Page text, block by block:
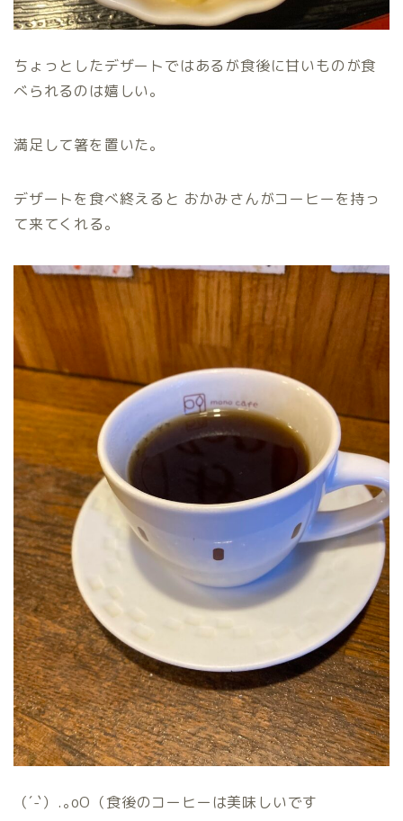
ちょっとしたデザートではあるが食後に甘いものが食
べられるのは嬉しい。
満足して箸を置いた。
デザートを食べ終えると おかみさんがコーヒーを持っ
て来てくれる。
（´-`）.｡oO（食後のコーヒーは美味しいです